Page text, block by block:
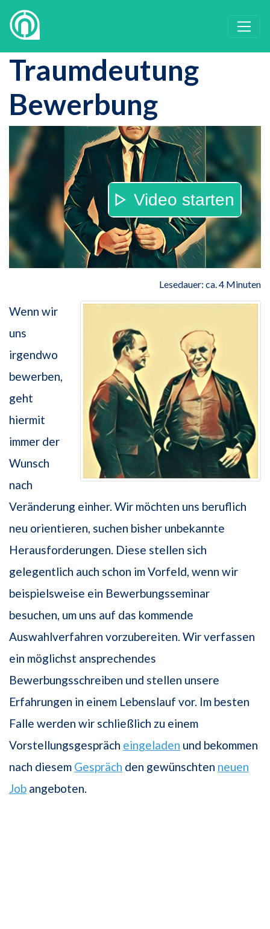
Traumdeutung
Bewerbung
Video starten
Lesedauer: ca. 4 Minuten
Wenn wir
uns
irgendwo
bewerben,
geht
hiermit
immer der
Wunsch
nach
Veränderung einher. Wir möchten uns beruflich
neu orientieren, suchen bisher unbekannte
Herausforderungen. Diese stellen sich
gelegentlich auch schon im Vorfeld, wenn wir
beispielsweise ein Bewerbungsseminar
besuchen, um uns auf das kommende
Auswahlverfahren vorzubereiten. Wir verfassen
ein möglichst ansprechendes
Bewerbungsschreiben und stellen unsere
Erfahrungen in einem Lebenslauf vor. Im besten
Falle werden wir schließlich zu einem
Vorstellungsgespräch eingeladen und bekommen
nach diesem Gespräch den gewünschten neuen
Job angeboten.